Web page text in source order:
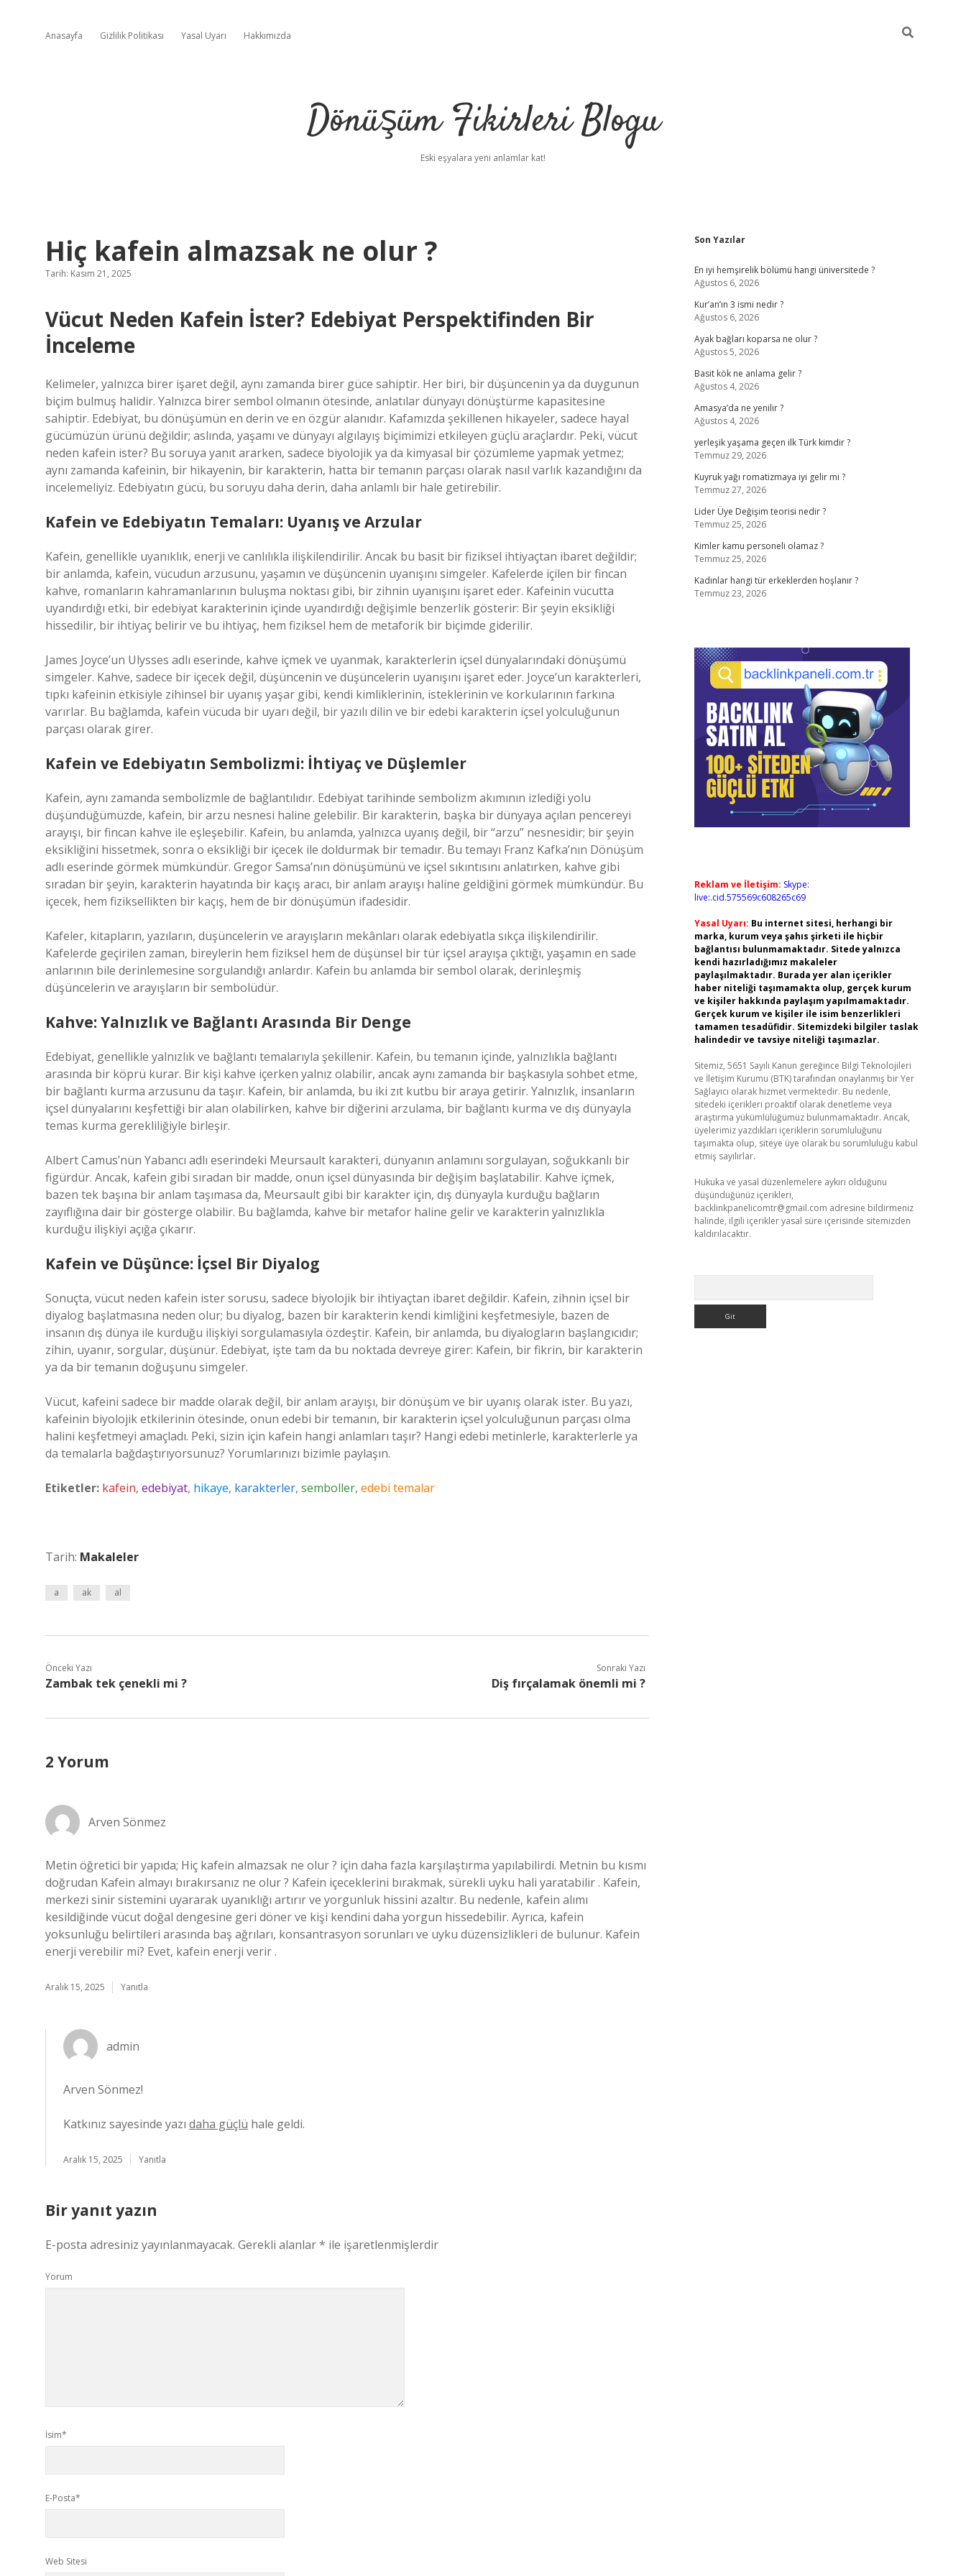
Anasayfa Gizlilik Politikası Yasal Uyarı Hakkımızda
Dönüşüm Fikirleri Blogu
Eski eşyalara yeni anlamlar kat!
Hiç kafein almazsak ne olur ?
Tarih: Kasım 21, 2025
Vücut Neden Kafein İster? Edebiyat Perspektifinden Bir
İnceleme
Kelimeler, yalnızca birer işaret değil, aynı zamanda birer güce sahiptir. Her biri, bir düşüncenin ya da duygunun
biçim bulmuş halidir. Yalnızca birer sembol olmanın ötesinde, anlatılar dünyayı dönüştürme kapasitesine
sahiptir. Edebiyat, bu dönüşümün en derin ve en özgür alanıdır. Kafamızda şekillenen hikayeler, sadece hayal
gücümüzün ürünü değildir; aslında, yaşamı ve dünyayı algılayış biçimimizi etkileyen güçlü araçlardır. Peki, vücut
neden kafein ister? Bu soruya yanıt ararken, sadece biyolojik ya da kimyasal bir çözümleme yapmak yetmez;
aynı zamanda kafeinin, bir hikayenin, bir karakterin, hatta bir temanın parçası olarak nasıl varlık kazandığını da
incelemeliyiz. Edebiyatın gücü, bu soruyu daha derin, daha anlamlı bir hale getirebilir.
Kafein ve Edebiyatın Temaları: Uyanış ve Arzular
Kafein, genellikle uyanıklık, enerji ve canlılıkla ilişkilendirilir. Ancak bu basit bir fiziksel ihtiyaçtan ibaret değildir;
bir anlamda, kafein, vücudun arzusunu, yaşamın ve düşüncenin uyanışını simgeler. Kafelerde içilen bir fincan
kahve, romanların kahramanlarının buluşma noktası gibi, bir zihnin uyanışını işaret eder. Kafeinin vücutta
uyandırdığı etki, bir edebiyat karakterinin içinde uyandırdığı değişimle benzerlik gösterir: Bir şeyin eksikliği
hissedilir, bir ihtiyaç belirir ve bu ihtiyaç, hem fiziksel hem de metaforik bir biçimde giderilir.
James Joyce’un Ulysses adlı eserinde, kahve içmek ve uyanmak, karakterlerin içsel dünyalarındaki dönüşümü
simgeler. Kahve, sadece bir içecek değil, düşüncenin ve düşüncelerin uyanışını işaret eder. Joyce’un karakterleri,
tıpkı kafeinin etkisiyle zihinsel bir uyanış yaşar gibi, kendi kimliklerinin, isteklerinin ve korkularının farkına
varırlar. Bu bağlamda, kafein vücuda bir uyarı değil, bir yazılı dilin ve bir edebi karakterin içsel yolculuğunun
parçası olarak girer.
Kafein ve Edebiyatın Sembolizmi: İhtiyaç ve Düşlemler
Kafein, aynı zamanda sembolizmle de bağlantılıdır. Edebiyat tarihinde sembolizm akımının izlediği yolu
düşündüğümüzde, kafein, bir arzu nesnesi haline gelebilir. Bir karakterin, başka bir dünyaya açılan pencereyi
arayışı, bir fincan kahve ile eşleşebilir. Kafein, bu anlamda, yalnızca uyanış değil, bir “arzu” nesnesidir; bir şeyin
eksikliğini hissetmek, sonra o eksikliği bir içecek ile doldurmak bir temadır. Bu temayı Franz Kafka’nın Dönüşüm
adlı eserinde görmek mümkündür. Gregor Samsa’nın dönüşümünü ve içsel sıkıntısını anlatırken, kahve gibi
sıradan bir şeyin, karakterin hayatında bir kaçış aracı, bir anlam arayışı haline geldiğini görmek mümkündür. Bu
içecek, hem fiziksellikten bir kaçış, hem de bir dönüşümün ifadesidir.
Kafeler, kitapların, yazıların, düşüncelerin ve arayışların mekânları olarak edebiyatla sıkça ilişkilendirilir.
Kafelerde geçirilen zaman, bireylerin hem fiziksel hem de düşünsel bir tür içsel arayışa çıktığı, yaşamın en sade
anlarının bile derinlemesine sorgulandığı anlardır. Kafein bu anlamda bir sembol olarak, derinleşmiş
düşüncelerin ve arayışların bir sembolüdür.
Kahve: Yalnızlık ve Bağlantı Arasında Bir Denge
Edebiyat, genellikle yalnızlık ve bağlantı temalarıyla şekillenir. Kafein, bu temanın içinde, yalnızlıkla bağlantı
arasında bir köprü kurar. Bir kişi kahve içerken yalnız olabilir, ancak aynı zamanda bir başkasıyla sohbet etme,
bir bağlantı kurma arzusunu da taşır. Kafein, bir anlamda, bu iki zıt kutbu bir araya getirir. Yalnızlık, insanların
içsel dünyalarını keşfettiği bir alan olabilirken, kahve bir diğerini arzulama, bir bağlantı kurma ve dış dünyayla
temas kurma gerekliliğiyle birleşir.
Albert Camus’nün Yabancı adlı eserindeki Meursault karakteri, dünyanın anlamını sorgulayan, soğukkanlı bir
figürdür. Ancak, kafein gibi sıradan bir madde, onun içsel dünyasında bir değişim başlatabilir. Kahve içmek,
bazen tek başına bir anlam taşımasa da, Meursault gibi bir karakter için, dış dünyayla kurduğu bağların
zayıflığına dair bir gösterge olabilir. Bu bağlamda, kahve bir metafor haline gelir ve karakterin yalnızlıkla
kurduğu ilişkiyi açığa çıkarır.
Kafein ve Düşünce: İçsel Bir Diyalog
Sonuçta, vücut neden kafein ister sorusu, sadece biyolojik bir ihtiyaçtan ibaret değildir. Kafein, zihnin içsel bir
diyalog başlatmasına neden olur; bu diyalog, bazen bir karakterin kendi kimliğini keşfetmesiyle, bazen de
insanın dış dünya ile kurduğu ilişkiyi sorgulamasıyla özdeştir. Kafein, bir anlamda, bu diyalogların başlangıcıdır;
zihin, uyanır, sorgular, düşünür. Edebiyat, işte tam da bu noktada devreye girer: Kafein, bir fikrin, bir karakterin
ya da bir temanın doğuşunu simgeler.
Vücut, kafeini sadece bir madde olarak değil, bir anlam arayışı, bir dönüşüm ve bir uyanış olarak ister. Bu yazı,
kafeinin biyolojik etkilerinin ötesinde, onun edebi bir temanın, bir karakterin içsel yolculuğunun parçası olma
halini keşfetmeyi amaçladı. Peki, sizin için kafein hangi anlamları taşır? Hangi edebi metinlerle, karakterlerle ya
da temalarla bağdaştırıyorsunuz? Yorumlarınızı bizimle paylaşın.
Etiketler: kafein, edebiyat, hikaye, karakterler, semboller, edebi temalar
Tarih: Makaleler
a ak al
Önceki Yazı
Zambak tek çenekli mi ?
Sonraki Yazı
Diş fırçalamak önemli mi ?
2 Yorum
Arven Sönmez
Metin öğretici bir yapıda; Hiç kafein almazsak ne olur ? için daha fazla karşılaştırma yapılabilirdi. Metnin bu kısmı
doğrudan Kafein almayı bırakırsanız ne olur ? Kafein içeceklerini bırakmak, sürekli uyku hali yaratabilir . Kafein,
merkezi sinir sistemini uyararak uyanıklığı artırır ve yorgunluk hissini azaltır. Bu nedenle, kafein alımı
kesildiğinde vücut doğal dengesine geri döner ve kişi kendini daha yorgun hissedebilir. Ayrıca, kafein
yoksunluğu belirtileri arasında baş ağrıları, konsantrasyon sorunları ve uyku düzensizlikleri de bulunur. Kafein
enerji verebilir mi? Evet, kafein enerji verir .
Aralık 15, 2025 Yanıtla
admin
Arven Sönmez!
Katkınız sayesinde yazı daha güçlü hale geldi.
Aralık 15, 2025 Yanıtla
Bir yanıt yazın
E-posta adresiniz yayınlanmayacak. Gerekli alanlar* ile işaretlenmişlerdir
Yorum
İsim*
E-Posta*
Web Sitesi
Sidebar
Son Yazılar
En iyi hemşirelik bölümü hangi üniversitede ?
Ağustos 6, 2026
Kur’an’ın 3 ismi nedir ?
Ağustos 6, 2026
Ayak bağları koparsa ne olur ?
Ağustos 5, 2026
Basit kök ne anlama gelir ?
Ağustos 4, 2026
Amasya’da ne yenilir ?
Ağustos 4, 2026
yerleşik yaşama geçen ilk Türk kimdir ?
Temmuz 29, 2026
Kuyruk yağı romatizmaya iyi gelir mi ?
Temmuz 27, 2026
Lider Üye Değişim teorisi nedir ?
Temmuz 25, 2026
Kimler kamu personeli olamaz ?
Temmuz 25, 2026
Kadınlar hangi tür erkeklerden hoşlanır ?
Temmuz 23, 2026
Reklam ve İletişim: Skype:
live:.cid.575569c608265c69
Yasal Uyarı: Bu internet sitesi, herhangi bir
marka, kurum veya şahıs şirketi ile hiçbir
bağlantısı bulunmamaktadır. Sitede yalnızca
kendi hazırladığımız makaleler
paylaşılmaktadır. Burada yer alan içerikler
haber niteliği taşımamakta olup, gerçek kurum
ve kişiler hakkında paylaşım yapılmamaktadır.
Gerçek kurum ve kişiler ile isim benzerlikleri
tamamen tesadüfidir. Sitemizdeki bilgiler taslak
halindedir ve tavsiye niteliği taşımazlar.
Sitemiz, 5651 Sayılı Kanun gereğince Bilgi Teknolojileri
ve İletişim Kurumu (BTK) tarafından onaylanmış bir Yer
Sağlayıcı olarak hizmet vermektedir. Bu nedenle,
sitedeki içerikleri proaktif olarak denetleme veya
araştırma yükümlülüğümüz bulunmamaktadır. Ancak,
üyelerimiz yazdıkları içeriklerin sorumluluğunu
taşımakta olup, siteye üye olarak bu sorumluluğu kabul
etmiş sayılırlar.
Hukuka ve yasal düzenlemelere aykırı olduğunu
düşündüğünüz içerikleri,
backlinkpanelicomtr@gmail.com adresine bildirmeniz
halinde, ilgili içerikler yasal süre içerisinde sitemizden
kaldırılacaktır.